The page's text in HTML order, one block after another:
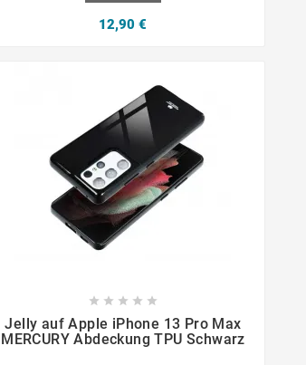
12,90 €
    
Jelly auf Apple iPhone 13 Pro Max
MERCURY Abdeckung TPU Schwarz